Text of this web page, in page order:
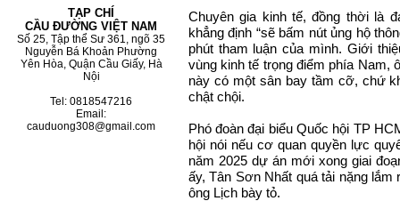
TẠP CHÍ
CẦU ĐƯỜNG VIỆT NAM
Số 25, Tập thể Sư 361, ngõ 35
Nguyễn Bá Khoản Phường
Yên Hòa, Quận Cầu Giấy, Hà
Nội
Tel: 0818547216
Email:
cauduong308@gmail.com
Chuyên gia kinh tế, đồng thời là
khẳng định “sẽ bấm nút ủng hộ
phút tham luận của mình. Giới
vùng kinh tế trọng điểm phía
này có một sân bay tầm cỡ, chứ
chật chội.
Phó đoàn đại biểu Quốc hội TP
hội nói nếu cơ quan quyền lực
năm 2025 dự án mới xong giai
ấy, Tân Sơn Nhất quá tải nặng
ông Lịch bày tỏ.